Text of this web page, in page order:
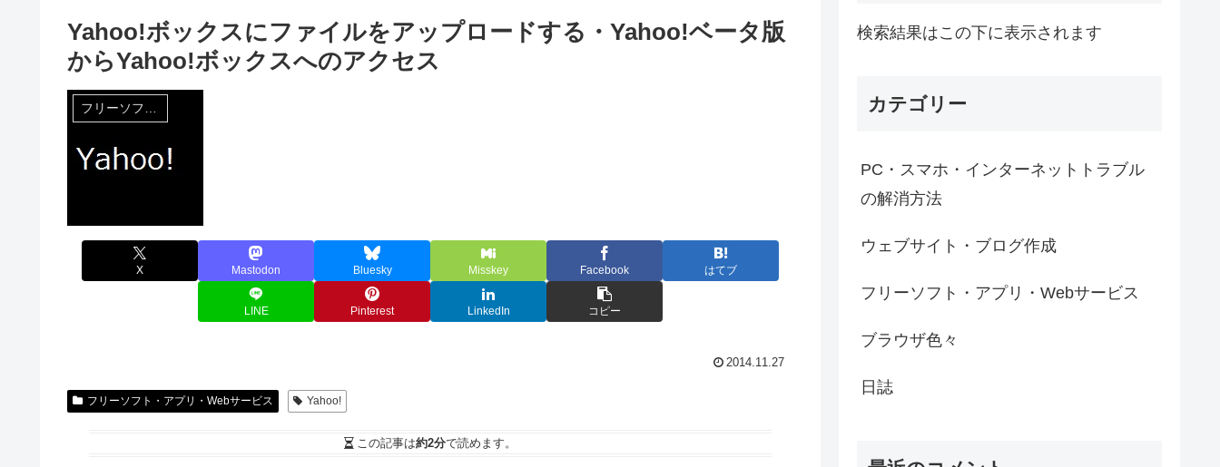
Yahoo!ボックスにファイルをアップロードする・Yahoo!ベータ版
からYahoo!ボックスへのアクセス
フリーソフト・アプリ・Webサービス
X Mastodon Bluesky Misskey Facebook はてブ
LINE Pinterest LinkedIn コピー
2014.11.27
フリーソフト・アプリ・Webサービス Yahoo!
この記事は約2分で読めます。
検索結果はこの下に表示されます
カテゴリー
PC・スマホ・インターネットトラブル
の解消方法
ウェブサイト・ブログ作成
フリーソフト・アプリ・Webサービス
ブラウザ色々
日誌